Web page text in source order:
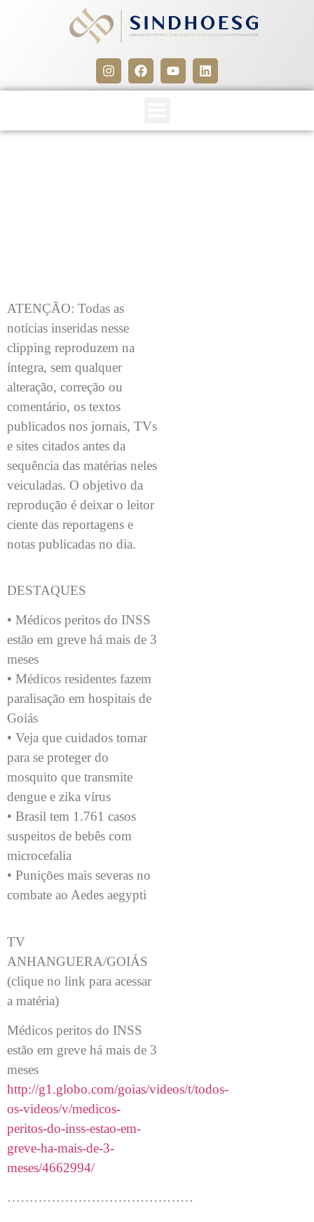
ATENÇÃO: Todas as
notícias inseridas nesse
clipping reproduzem na
íntegra, sem qualquer
alteração, correção ou
comentário, os textos
publicados nos jornais, TVs
e sites citados antes da
sequência das matérias neles
veiculadas. O objetivo da
reprodução é deixar o leitor
ciente das reportagens e
notas publicadas no dia.
DESTAQUES
• Médicos peritos do INSS
estão em greve há mais de 3
meses
• Médicos residentes fazem
paralisação em hospitais de
Goiás
• Veja que cuidados tomar
para se proteger do
mosquito que transmite
dengue e zika vírus
• Brasil tem 1.761 casos
suspeitos de bebês com
microcefalia
• Punições mais severas no
combate ao Aedes aegypti
TV
ANHANGUERA/GOIÁS
(clique no link para acessar
a matéria)
Médicos peritos do INSS
estão em greve há mais de 3
meses
http://g1.globo.com/goias/videos/t/todos-
os-videos/v/medicos-
peritos-do-inss-estao-em-
greve-ha-mais-de-3-
meses/4662994/
……………………………………